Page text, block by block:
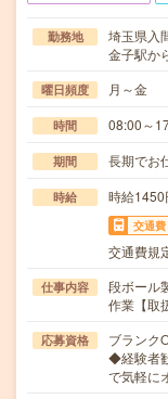
勤務地
埼玉県入
金子駅か
曜日頻度 月～金
時間 08:00～
期間 長期でお
時給 時給1450
交通費
交通費規
仕事内容
段ボール
作業【取
応募資格
ブランク
◆経験者
で気軽に